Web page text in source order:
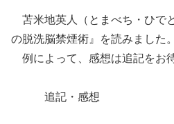
苫米地英人（とまべち・ひで
の脱洗脳禁煙術』を読みました。
例によって、感想は追記をお
追記・感想